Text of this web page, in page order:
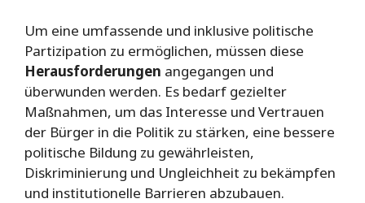
Um eine umfassende und inklusive politische
Partizipation zu ermöglichen, müssen diese
Herausforderungen angegangen und
überwunden werden. Es bedarf gezielter
Maßnahmen, um das Interesse und Vertrauen
der Bürger in die Politik zu stärken, eine bessere
politische Bildung zu gewährleisten,
Diskriminierung und Ungleichheit zu bekämpfen
und institutionelle Barrieren abzubauen.